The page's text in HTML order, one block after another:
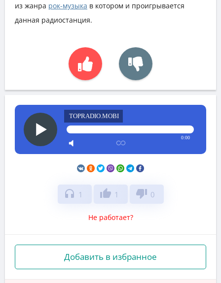
из жанра рок-музыка в котором и проигрывается
данная радиостанция.
TOPRADIO.MOBI
0:00
headphones 1 thumb_up 1 thumb_down 0
Не работает?
Добавить в избранное